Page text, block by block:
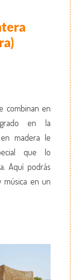
combinan en
en la
madera le
que lo
Aquí podrás
música en un